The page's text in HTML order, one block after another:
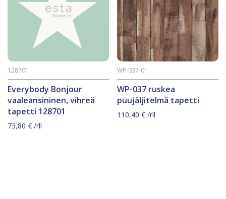
Everybody Bonjour
vaaleansininen, vihreä
tapetti 128701
128701
73,80 € /rll
WP-037 ruskea
puujäljitelmä tapetti
WP-037-01
110,40€ /rll